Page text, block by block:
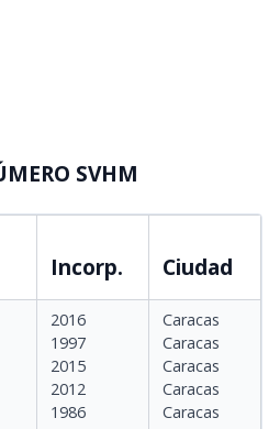
SVHM
Incorp. Ciudad
2016
1997
2015
2012
1986
Caracas
Caracas
Caracas
Caracas
Caracas